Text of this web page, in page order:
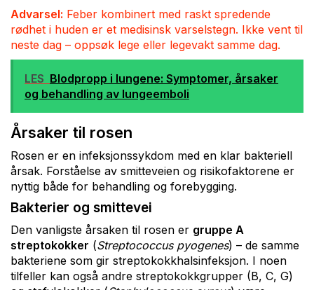
Advarsel: Feber kombinert med raskt spredende
rødhet i huden er et medisinsk varselstegn. Ikke vent til
neste dag – oppsøk lege eller legevakt samme dag.
LES Blodpropp i lungene: Symptomer, årsaker
og behandling av lungeemboli
Årsaker til rosen
Rosen er en infeksjonssykdom med en klar bakteriell
årsak. Forståelse av smitteveien og risikofaktorene er
nyttig både for behandling og forebygging.
Bakterier og smittevei
Den vanligste årsaken til rosen er gruppe A
streptokokker (Streptococcus pyogenes) – de samme
bakteriene som gir streptokokkhalsinfeksjon. I noen
tilfeller kan også andre streptokokkgrupper (B, C, G)